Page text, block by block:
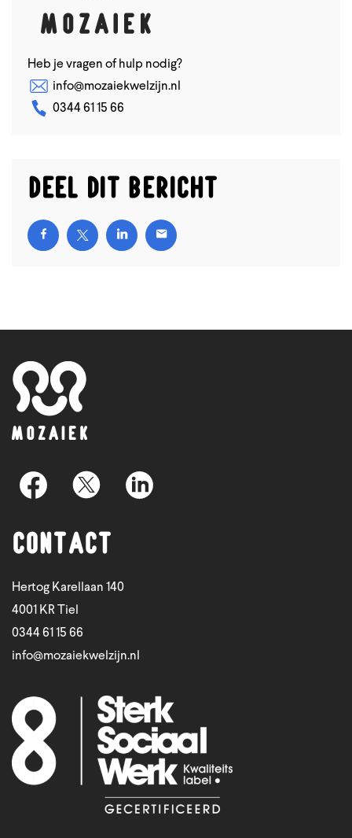
Heb je vragen of hulp nodig?
info@mozaiekwelzijn.nl
0344 61 15 66
Deel dit bericht
Contact
Hertog Karellaan 140
4001 KR Tiel
0344 61 15 66
info@mozaiekwelzijn.nl